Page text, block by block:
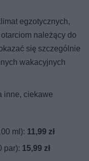
egzotycznych,
należący do
się szczególnie
wakacyjnych
inne, ciekawe
ml): 11,99 zł
par): 15,99 zł